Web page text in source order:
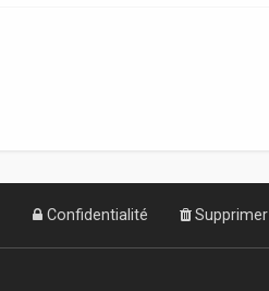
Confidentialité